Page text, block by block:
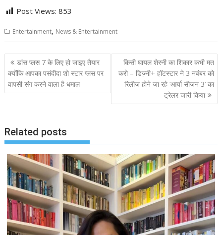
Post Views: 853
Entertainment, News & Entertainment
Post
navigation
डांस प्लस 7 के लिए हो जाइए तैयार
क्योंकि आपका पसंदीदा शो स्टार प्लस पर
वापसी संग करने वाला है धमाल
किसी घायल शेरनी का शिकार कभी मत
करो – डिज्‍़नी+ हॉटस्‍टार ने 3 नवंबर को
रिलीज होने जा रहे ‘आर्या सीजन 3’ का
ट्रेलर जारी किया
Related posts